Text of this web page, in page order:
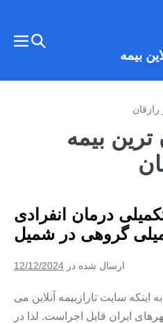
بیمه
تغییر
ترین بیمه
درمان انفرادی
گروهی در شمیل
ارسال شده در 12/12/2024
اینکه سایت تارازبیمه آنلاین می
ایران قابل اجراست. لذا در